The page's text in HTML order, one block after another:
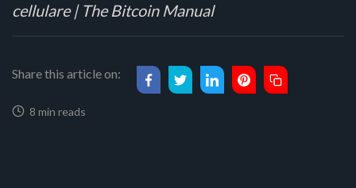
cellulare | The Bitcoin Manual
Share this article on:
8 min reads